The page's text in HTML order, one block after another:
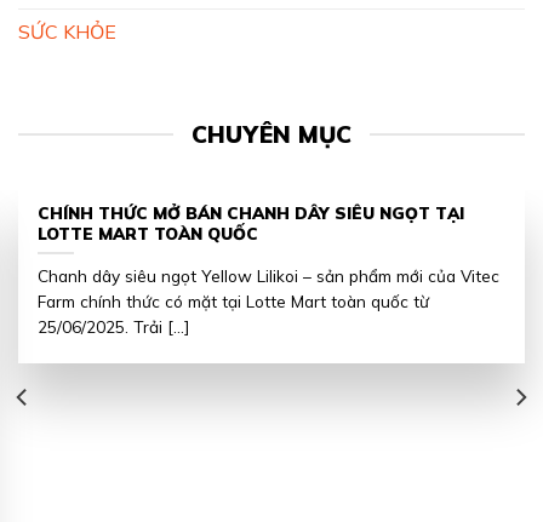
SỨC KHỎE
CHUYÊN MỤC
CHÍNH THỨC MỞ BÁN CHANH DÂY SIÊU NGỌT TẠI
LOTTE MART TOÀN QUỐC
Chanh dây siêu ngọt Yellow Lilikoi – sản phẩm mới của Vitec
Farm chính thức có mặt tại Lotte Mart toàn quốc từ
25/06/2025. Trải [...]